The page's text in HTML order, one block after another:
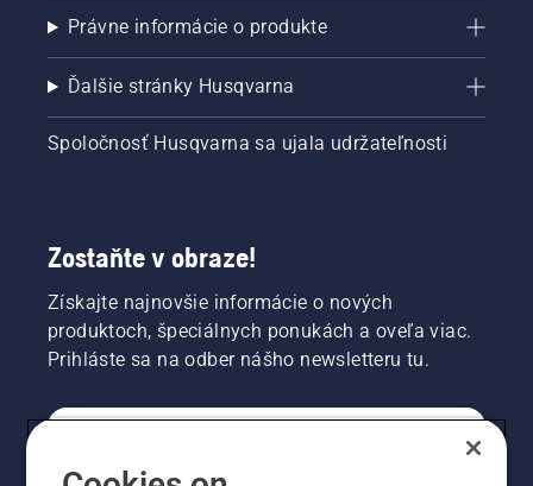
Právne informácie o produkte
Ďalšie stránky Husqvarna
Spoločnosť Husqvarna sa ujala udržateľnosti
Zostaňte v obraze!
Získajte najnovšie informácie o nových
produktoch, špeciálnych ponukách a oveľa viac.
Prihláste sa na odber nášho newsletteru tu.